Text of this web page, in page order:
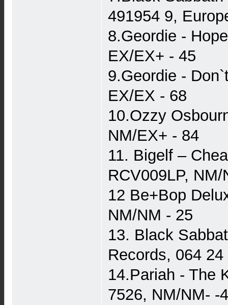
491954 9,
8.Geordie -
EX/EX+ - 45
9.Geordie -
EX/EX - 68
10.Ozzy
NM/EX+ - 84
11. Bigelf –
RCV009LP, NM/
12 Be+Bop
NM/NM - 25
13. Black
Records, 064
14.Pariah - The
7526, NM/NM- -